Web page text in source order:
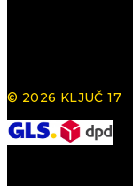
© 2026 KLJUČ 17